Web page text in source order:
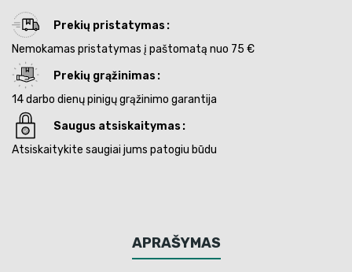
Prekių pristatymas
Nemokamas pristatymas į paštomatą nuo 75 €
Prekių grąžinimas
14 darbo dienų pinigų grąžinimo garantija
Saugus atsiskaitymas
Atsiskaitykite saugiai jums patogiu būdu
APRAŠYMAS